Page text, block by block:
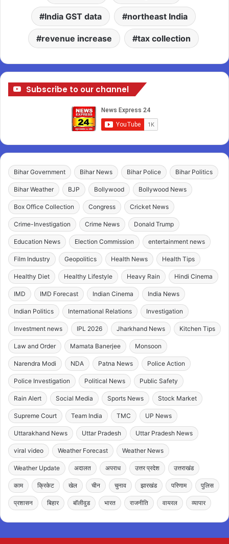
India GST data northeast India
revenue increase tax collection
Subscribe to our channel
Bihar Government Bihar News Bihar Police Bihar Politics
Bihar Weather BJP Bollywood Bollywood News
Box Office Collection Congress Cricket News
Crime-Investigation Crime News Donald Trump
Education News Election Commission entertainment news
Film Industry Geopolitics Health News Health Tips
Healthy Diet Healthy Lifestyle Heavy Rain Hindi Cinema
IMD IMD Forecast Indian Cinema India News
Indian Politics International Relations Investigation
Investment news IPL 2026 Jharkhand News Kitchen Tips
Law and Order Mamata Banerjee Monsoon
Narendra Modi NDA Patna News Police Action
Police Investigation Political News Public Safety
Rain Alert Social Media Sports News Stock Market
Supreme Court Team India TMC UP News
Uttarakhand News Uttar Pradesh Uttar Pradesh News
viral video Weather Forecast Weather News
Weather Update अदालत अपराध उत्तर प्रदेश उत्तराखंड
काम क्रिकेट खेल चीन चुनाव झारखंड परिणाम पुलिस
प्रशासन बिहार बॉलीवुड भारत राजनीति वायरल व्यापार